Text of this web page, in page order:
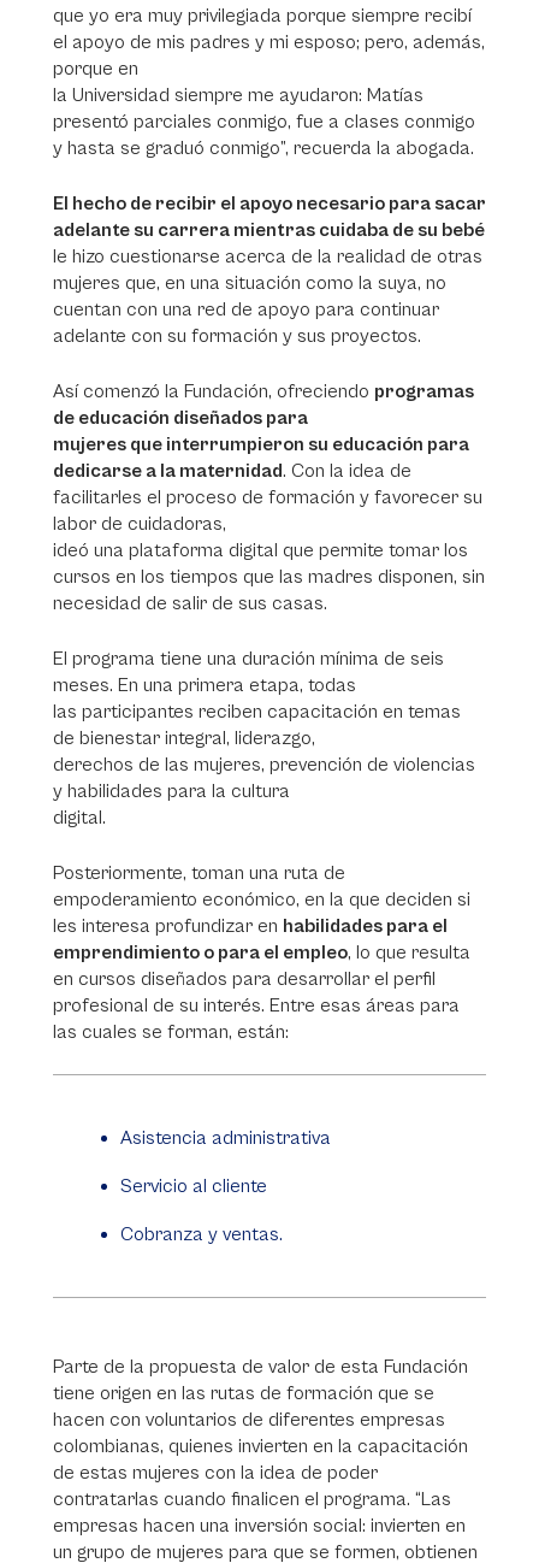
que yo era muy privilegiada porque siempre recibí
el apoyo de mis padres y mi esposo; pero, además,
porque en
la Universidad siempre me ayudaron: Matías
presentó parciales conmigo, fue a clases conmigo
y hasta se graduó conmigo”, recuerda la abogada.
El hecho de recibir el apoyo necesario para sacar
adelante su carrera mientras cuidaba de su bebé
le hizo cuestionarse acerca de la realidad de otras
mujeres que, en una situación como la suya, no
cuentan con una red de apoyo para continuar
adelante con su formación y sus proyectos.
Así comenzó la Fundación, ofreciendo programas
de educación diseñados para
mujeres que interrumpieron su educación para
dedicarse a la maternidad. Con la idea de
facilitarles el proceso de formación y favorecer su
labor de cuidadoras,
ideó una plataforma digital que permite tomar los
cursos en los tiempos que las madres disponen, sin
necesidad de salir de sus casas.
El programa tiene una duración mínima de seis
meses. En una primera etapa, todas
las participantes reciben capacitación en temas
de bienestar integral, liderazgo,
derechos de las mujeres, prevención de violencias
y habilidades para la cultura
digital.
Posteriormente, toman una ruta de
empoderamiento económico, en la que deciden si
les interesa profundizar en habilidades para el
emprendimiento o para el empleo, lo que resulta
en cursos diseñados para desarrollar el perfil
profesional de su interés. Entre esas áreas para
las cuales se forman, están:
Asistencia administrativa
Servicio al cliente
Cobranza y ventas.
Parte de la propuesta de valor de esta Fundación
tiene origen en las rutas de formación que se
hacen con voluntarios de diferentes empresas
colombianas, quienes invierten en la capacitación
de estas mujeres con la idea de poder
contratarlas cuando finalicen el programa. “Las
empresas hacen una inversión social: invierten en
un grupo de mujeres para que se formen, obtienen